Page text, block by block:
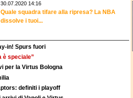
30.07.2020 14:16
Quale squadra tifare alla ripresa? La NBA
dissolve i tuoi...
in! Spurs fuori
è speciale”
per la Virtus Bologna
definiti i playoff